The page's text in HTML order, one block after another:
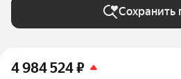
Сохранить
4 984 524₽